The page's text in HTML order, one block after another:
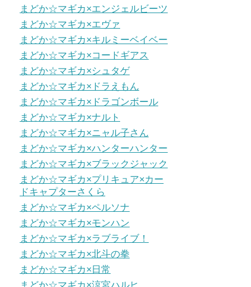
まどか☆マギカ×エンジェルビーツ
まどか☆マギカ×エヴァ
まどか☆マギカ×キルミーベイベー
まどか☆マギカ×コードギアス
まどか☆マギカ×シュタゲ
まどか☆マギカ×ドラえもん
まどか☆マギカ×ドラゴンボール
まどか☆マギカ×ナルト
まどか☆マギカ×ニャル子さん
まどか☆マギカ×ハンターハンター
まどか☆マギカ×ブラックジャック
まどか☆マギカ×プリキュア×カー
ドキャプターさくら
まどか☆マギカ×ペルソナ
まどか☆マギカ×モンハン
まどか☆マギカ×ラブライブ！
まどか☆マギカ×北斗の拳
まどか☆マギカ×日常
まどか☆マギカ×涼宮ハルヒ